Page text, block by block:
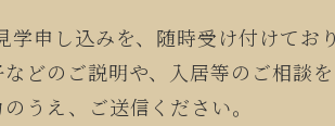
学申し込みを、随時受け付けてお
どのご説明や、入居等のご相談を
うえ、ご送信ください。